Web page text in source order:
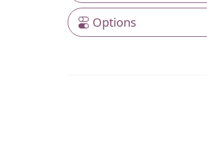
Options